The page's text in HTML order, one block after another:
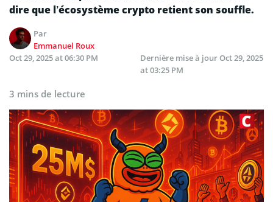
dire que l’écosystème crypto retient son souffle.
Par
Emmanuel Roux
Oct 29, 2025 at 06:30 PM
Dernière mise à jourOct 29, 2025
at 03:25 PM
3 mins de lecture